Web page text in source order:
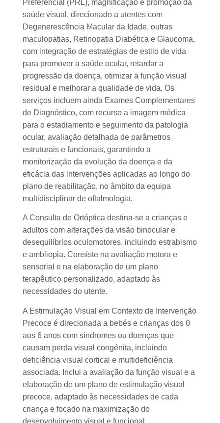
Preferencial (PRL), magnificação e promoção da
saúde visual, direcionado a utentes com
Degenerescência Macular da Idade, outras
maculopatias, Retinopatia Diabética e Glaucoma,
com integração de estratégias de estilo de vida
para promover a saúde ocular, retardar a
progressão da doença, otimizar a função visual
residual e melhorar a qualidade de vida. Os
serviços incluem ainda Exames Complementares
de Diagnóstico, com recurso a imagem médica
para o estadiamento e seguimento da patologia
ocular, avaliação detalhada de parâmetros
estruturais e funcionais, garantindo a
monitorização da evolução da doença e da
eficácia das intervenções aplicadas ao longo do
plano de reabilitação, no âmbito da equipa
multidisciplinar de oftalmologia.
A Consulta de Ortóptica destina-se a crianças e
adultos com alterações da visão binocular e
desequilíbrios oculomotores, incluindo estrabismo
e ambliopia. Consiste na avaliação motora e
sensorial e na elaboração de um plano
terapêutico personalizado, adaptado às
necessidades do utente.
A Estimulação Visual em Contexto de Intervenção
Precoce é direcionada a bebés e crianças dos 0
aos 6 anos com síndromes ou doenças que
causam perda visual congénita, incluindo
deficiência visual cortical e multideficiência
associada. Inclui a avaliação da função visual e a
elaboração de um plano de estimulação visual
precoce, adaptado às necessidades de cada
criança e focado na maximização do
desenvolvimento visual e funcional.